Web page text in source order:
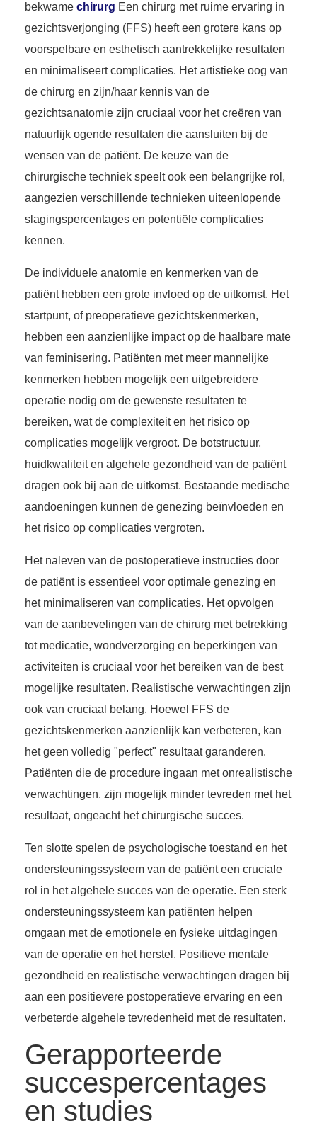
bekwame chirurg Een chirurg met ruime ervaring in
gezichtsverjonging (FFS) heeft een grotere kans op
voorspelbare en esthetisch aantrekkelijke resultaten
en minimaliseert complicaties. Het artistieke oog van
de chirurg en zijn/haar kennis van de
gezichtsanatomie zijn cruciaal voor het creëren van
natuurlijk ogende resultaten die aansluiten bij de
wensen van de patiënt. De keuze van de
chirurgische techniek speelt ook een belangrijke rol,
aangezien verschillende technieken uiteenlopende
slagingspercentages en potentiële complicaties
kennen.
De individuele anatomie en kenmerken van de
patiënt hebben een grote invloed op de uitkomst. Het
startpunt, of preoperatieve gezichtskenmerken,
hebben een aanzienlijke impact op de haalbare mate
van feminisering. Patiënten met meer mannelijke
kenmerken hebben mogelijk een uitgebreidere
operatie nodig om de gewenste resultaten te
bereiken, wat de complexiteit en het risico op
complicaties mogelijk vergroot. De botstructuur,
huidkwaliteit en algehele gezondheid van de patiënt
dragen ook bij aan de uitkomst. Bestaande medische
aandoeningen kunnen de genezing beïnvloeden en
het risico op complicaties vergroten.
Het naleven van de postoperatieve instructies door
de patiënt is essentieel voor optimale genezing en
het minimaliseren van complicaties. Het opvolgen
van de aanbevelingen van de chirurg met betrekking
tot medicatie, wondverzorging en beperkingen van
activiteiten is cruciaal voor het bereiken van de best
mogelijke resultaten. Realistische verwachtingen zijn
ook van cruciaal belang. Hoewel FFS de
gezichtskenmerken aanzienlijk kan verbeteren, kan
het geen volledig "perfect" resultaat garanderen.
Patiënten die de procedure ingaan met onrealistische
verwachtingen, zijn mogelijk minder tevreden met het
resultaat, ongeacht het chirurgische succes.
Ten slotte spelen de psychologische toestand en het
ondersteuningssysteem van de patiënt een cruciale
rol in het algehele succes van de operatie. Een sterk
ondersteuningssysteem kan patiënten helpen
omgaan met de emotionele en fysieke uitdagingen
van de operatie en het herstel. Positieve mentale
gezondheid en realistische verwachtingen dragen bij
aan een positievere postoperatieve ervaring en een
verbeterde algehele tevredenheid met de resultaten.
Gerapporteerde
succespercentages
en studies